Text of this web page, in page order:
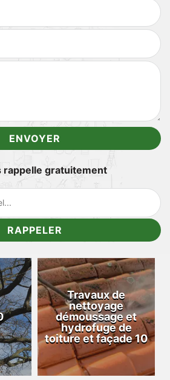
rappelle gratuitement
Travaux de
nettoyage
démoussage et
hydrofuge de
toiture et façade 10